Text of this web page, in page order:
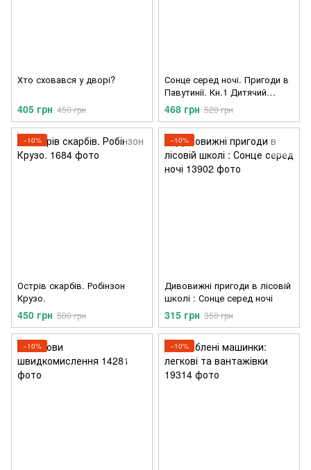
Хто сховався у дворі?
405 грн 450 грн
Сонце серед ночі. Пригоди в
Павутинії. Кн.1 Дитячий
бестселер. Дивовижні
пригоди в лісовій школі.
468 грн 520 грн
−10%
Острів скарбів. Робінзон
Крузо.
450 грн 500 грн
−10%
Дивовижні пригоди в лісовій
школі : Сонце серед ночі
315 грн 350 грн
−10% −10%